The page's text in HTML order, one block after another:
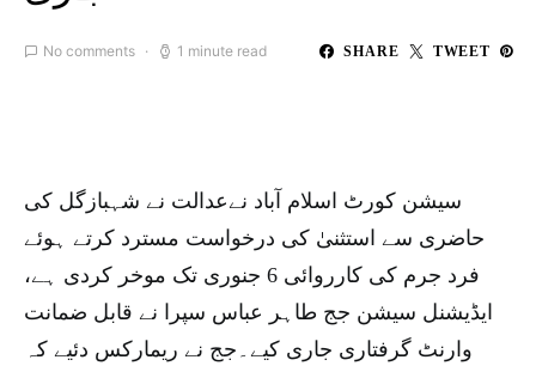
No comments 1 minute read SHARE TWEET
سیشن کورٹ اسلام آباد نےعدالت نے شہبازگل کی
حاضری سے استثنیٰ کی درخواست مسترد کرتے ہوئے
فرد جرم کی کارروائی 6 جنوری تک موخر کردی ہے،
ایڈیشنل سیشن جج طاہر عباس سپرا نے قابل ضمانت
وارنٹ گرفتاری جاری کیے۔جج نے ریمارکس دئیے کہ